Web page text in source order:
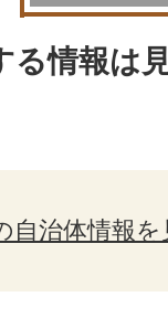
る情報は
自治体情報を